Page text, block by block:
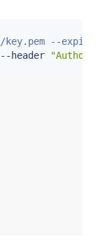
--expire
--header